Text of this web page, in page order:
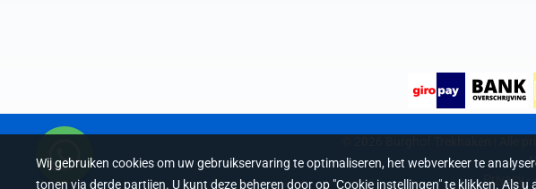
Privacy-
Wij gebruiken cookies om uw gebruikservaring te optimaliseren, het webverkeer te
tonen via derde partijen. U kunt deze beheren door op "Cookie instellingen" te klikken. Als